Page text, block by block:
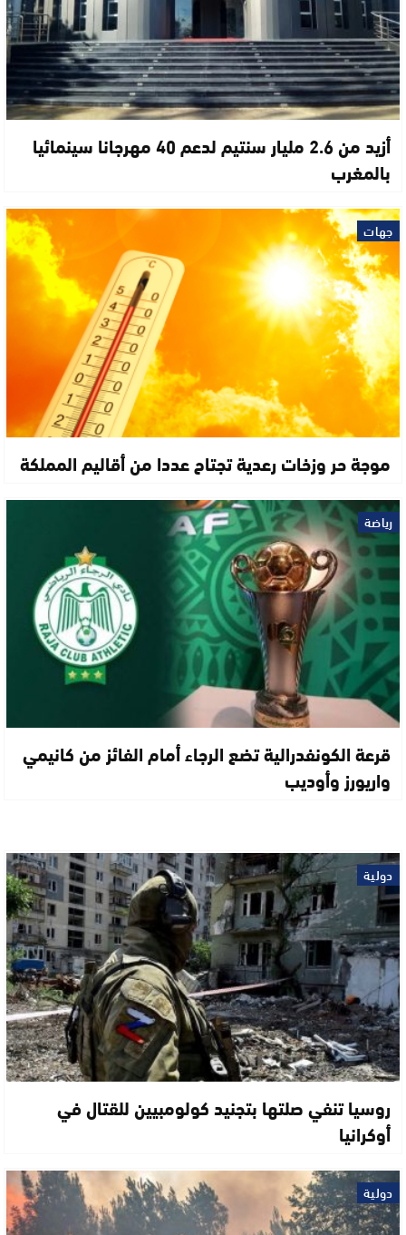
أزيد من 2.6 مليار سنتيم لدعم 40 مهرجانا سينمائيا
بالمغرب
جهات
موجة حر وزخات رعدية تجتاح عددا من أقاليم المملكة
رياضة
قرعة الكونفدرالية تضع الرجاء أمام الفائز من كانيمي
واريورز وأوديب
دولية
روسيا تنفي صلتها بتجنيد كولومبيين للقتال في
أوكرانيا
دولية